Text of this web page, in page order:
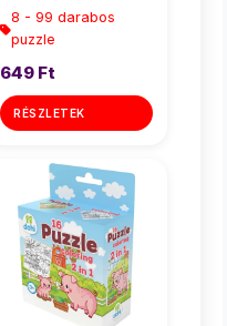
8 - 99 darabos
puzzle
649 Ft
RÉSZLETEK